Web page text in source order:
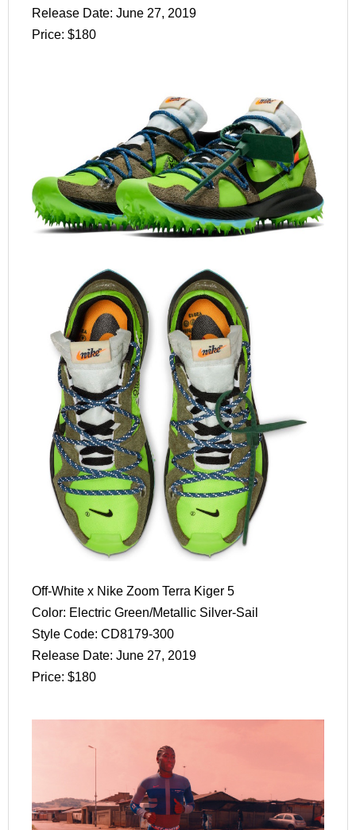
Release Date: June 27, 2019
Price: $180
Off-White x Nike Zoom Terra Kiger 5
Color: Electric Green/Metallic Silver-Sail
Style Code: CD8179-300
Release Date: June 27, 2019
Price: $180